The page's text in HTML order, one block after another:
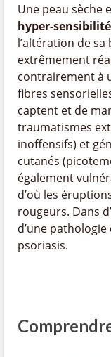
Une peau sèche
hyper-sensibilité
l’altération de
extrêmement
contrairement à
fibres
captent et de
traumatismes
inoffensifs) et
cutanés
également
d’où les
rougeurs. Dans
d’une pathologie
psoriasis.